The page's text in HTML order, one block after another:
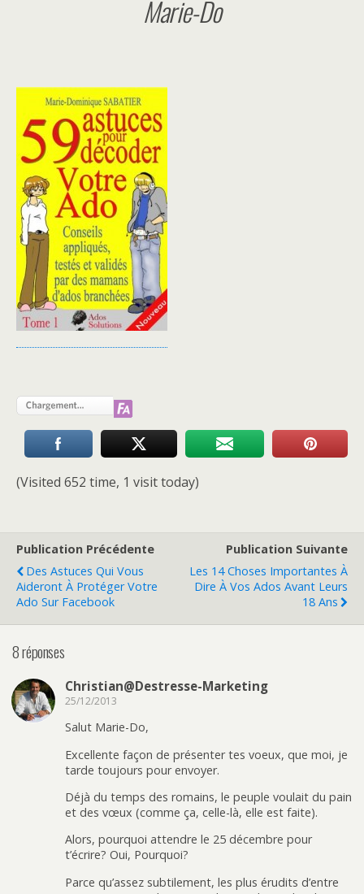
Marie-Do
(Visited 652 time, 1 visit today)
Publication Précédente
Des Astuces Qui Vous
Aideront À Protéger Votre
Ado Sur Facebook
Publication Suivante
Les 14 Choses Importantes À
Dire À Vos Ados Avant Leurs
18 Ans
8 réponses
Christian@Destresse-Marketing
25/12/2013
Salut Marie-Do,
Excellente façon de présenter tes voeux, que moi, je
tarde toujours pour envoyer.
Déjà du temps des romains, le peuple voulait du pain
et des vœux (comme ça, celle-là, elle est faite).
Alors, pourquoi attendre le 25 décembre pour
t’écrire? Oui, Pourquoi?
Parce qu’assez subtilement, les plus érudits d’entre